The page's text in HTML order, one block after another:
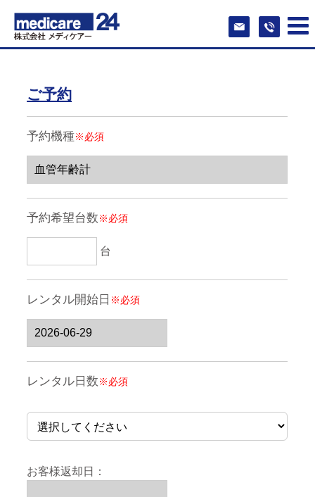
ご予約
予約機種※必須
予約希望台数 ※必須
台
レンタル開始日 ※必須
レンタル日数 ※必須
お客様返却日：